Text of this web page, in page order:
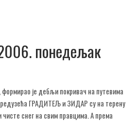
понедељак
формирао је дебљи покривач на путевима
ГРАДИТЕЉ и ЗИДАР су на терену
снег на свим правцима. А према